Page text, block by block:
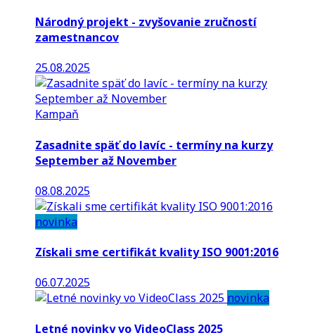
Národný projekt - zvyšovanie zručností
zamestnancov
25.08.2025
Kampaň
Zasadnite späť do lavíc - termíny na kurzy
September až November
08.08.2025
novinka
Získali sme certifikát kvality ISO 9001:2016
06.07.2025
novinka
Letné novinky vo VideoClass 2025